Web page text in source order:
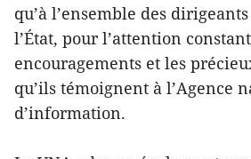
qu’à l’ensemble des
l’État, pour l’attention
encouragements et les
qu’ils témoignent à l’Agence
d’information.